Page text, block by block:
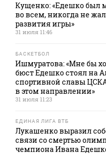
Кущенко: «Едешко был
во всем, никогда не
развития игры»
31 июля 11:46
БАСКЕТБОЛ
Ишмуратова: «Мне бы
бюст Едешко стоял на
спортивной славы
в этом направлении»
31 июля 11:23
ЕДИНАЯ ЛИГА ВТБ
Лукашенко выразил
связи со смертью
чемпиона Ивана